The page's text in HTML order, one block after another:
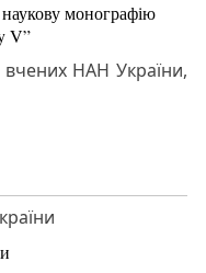
монографію
V”
НАН України,